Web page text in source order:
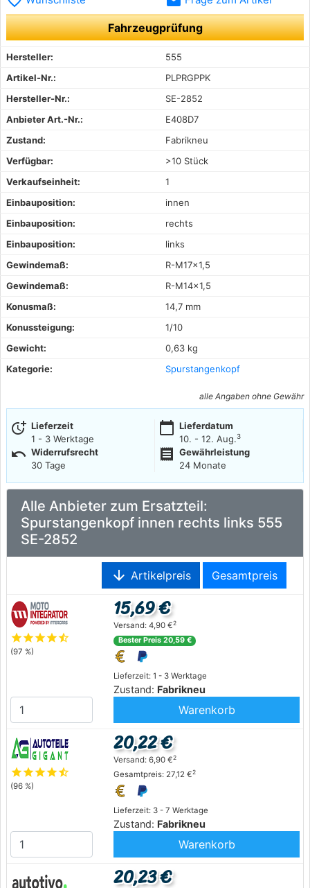
Fahrzeugprüfung
Hersteller:
555
Artikel-Nr.:
PLPRGPPK
Hersteller-Nr.:
SE-2852
Anbieter Art.-Nr.:
E408D7
Zustand:
Fabrikneu
Verfügbar:
>10 Stück
Verkaufseinheit:
1
Einbauposition:
innen
Einbauposition:
rechts
Einbauposition:
links
Gewindemaß:
R-M17×1,5
Gewindemaß:
R-M14×1,5
Konusmaß:
14,7 mm
Konussteigung:
1/10
Gewicht:
0,63 kg
Kategorie:
Spurstangenkopf
alle Angaben ohne Gewähr
more_time Lieferzeit
1 - 3 Werktage
calendar_today Lieferdatum
10. - 12. Aug.3
undo Widerrufsrecht
30 Tage
receipt
Gewährleistung
24 Monate
Alle Anbieter zum Ersatzteil:
Spurstangenkopf innen rechts links 555
SE-2852
arrow_downward Artikelpreis Gesamtpreis
starstarstarstarstar_half
(97 %)
Lieferzeit: 1 - 3 Werktage
Zustand: Fabrikneu
15,69 €
Versand: 4,90 €2
Bester Preis 20,59 €
Warenkorb
starstarstarstarstar_half
(96 %)
Lieferzeit: 3 - 7 Werktage
Zustand: Fabrikneu
20,22 €
Versand: 6,90 €2
Gesamtpreis: 27,12 €2
Warenkorb
20,23 €